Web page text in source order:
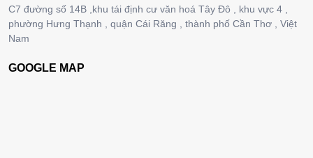
C7 đường số 14B ,khu tái định cư văn hoá Tây Đô , khu vực 4 ,
phường Hưng Thạnh , quận Cái Răng , thành phố Cần Thơ , Việt
Nam
GOOGLE MAP